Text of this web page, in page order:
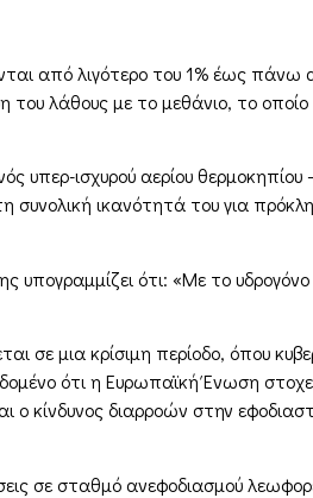
από λιγότερο του 1% έως πάνω
λάθους με το μεθάνιο, το οποίο
υπερ-ισχυρού αερίου θερμοκηπίου
συνολική ικανότητά του για
ότι: «Με το
σε μια κρίσιμη περίοδο, όπου
ότι η Ευρωπαϊκή Ένωση
κίνδυνος διαρροών στην
σε σταθμό ανεφοδιασμού